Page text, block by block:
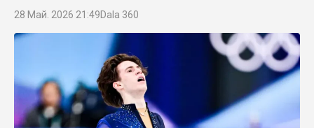
28 Май. 2026 21:49Dala 360